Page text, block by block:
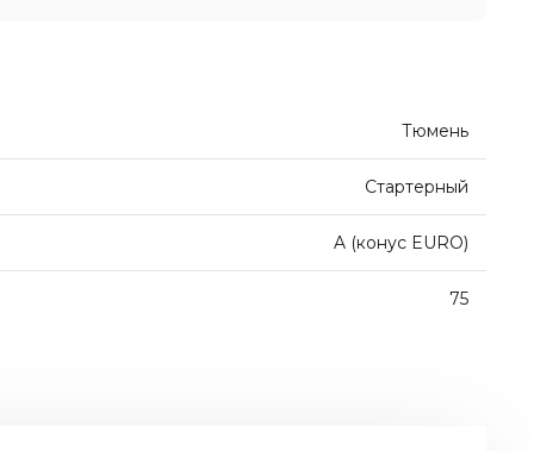
Тюмень
Стартерный
A (конус EURO)
75